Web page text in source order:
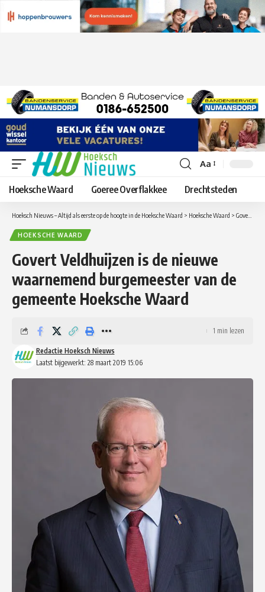
Lettergrootte
aanpassen
Aa
Hoeksche Waard Goeree Overflakkee Drechtsteden
Hoeksch Nieuws – Altijd als eerste op de hoogte in de Hoeksche Waard > Hoeksche Waard > Govert Veldhuijzen is de nieuwe waarnemend burgemeester van de gemeente Hoeksche Waard
HOEKSCHE WAARD
Govert Veldhuijzen is de nieuwe
waarnemend burgemeester van de
gemeente Hoeksche Waard
Laatst bijgewerkt: 28 maart 2019 15:06
Redactie Hoeksch Nieuws
1 min lezen